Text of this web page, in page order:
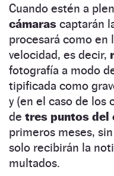
Cuando estén a
cámaras captarán
procesará como en
velocidad, es decir,
fotografía a modo
tipificada como
y (en el caso de los
de tres puntos del
primeros meses,
solo recibirán la
multados.